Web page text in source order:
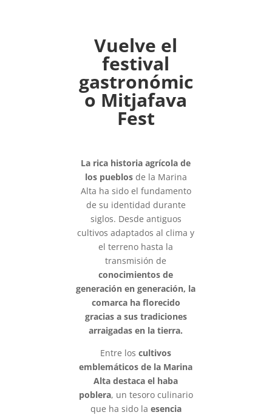
Vuelve el
festival
gastronómic
o Mitjafava
Fest
La rica historia agrícola de
los pueblosde la Marina
Alta ha sido el fundamento
de su identidad durante
siglos. Desde antiguos
cultivos adaptados al clima y
el terreno hasta la
transmisión de
conocimientos de
generación en generación, la
comarca ha florecido
gracias a sus tradiciones
arraigadas en la tierra.
Entre loscultivos
emblemáticos de la Marina
Alta destaca el haba
poblera, un tesoro culinario
que ha sido la esencia